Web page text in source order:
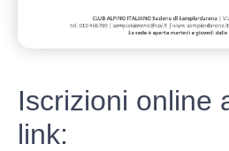
Iscrizioni online
link: